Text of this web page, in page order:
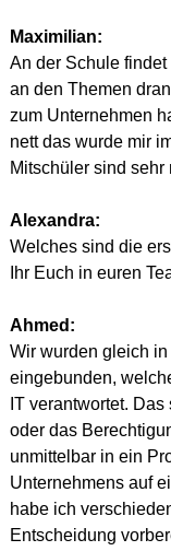
Maximilian:
An der Schule
an den Themen
zum Unternehmen
nett das wurde mir
Mitschüler sind sehr
Alexandra:
Welches sind die
Ihr Euch in euren
Ahmed:
Wir wurden gleich
eingebunden,
IT verantwortet.
oder das
unmittelbar in ein
Unternehmens auf
habe ich
Entscheidung